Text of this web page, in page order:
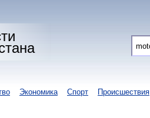
Экономика Спорт Происшествия